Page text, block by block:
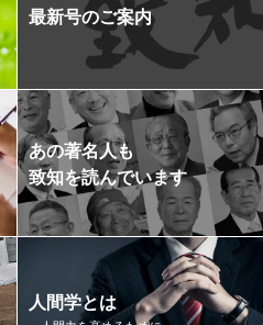
最新号のご案内
あの著名人も
致知を読んでいます
人間学とは